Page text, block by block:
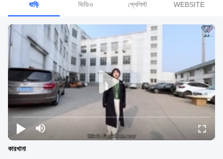
বাড়ি ভিডিও প্লেলিস্ট WEBSITE
কারখানা